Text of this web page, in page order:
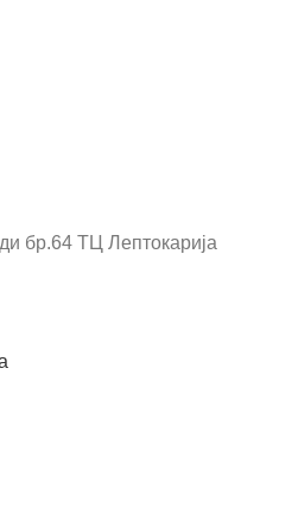
бр.64 ТЦ Лептокарија